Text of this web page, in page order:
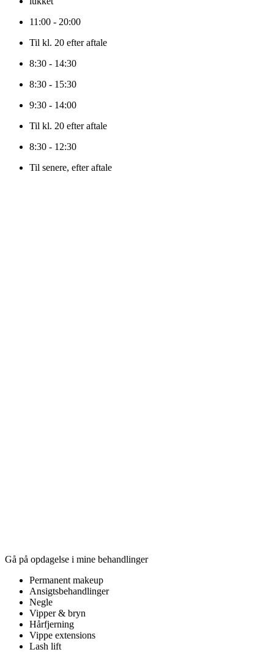
11:00 - 20:00
Til kl. 20 efter aftale
8:30 - 14:30
8:30 - 15:30
9:30 - 14:00
Til kl. 20 efter aftale
8:30 - 12:30
Til senere, efter aftale
Gå på opdagelse i mine behandlinger
Permanent makeup
Ansigtsbehandlinger
Negle
Vipper & bryn
Hårfjerning
Vippe extensions
Lash lift